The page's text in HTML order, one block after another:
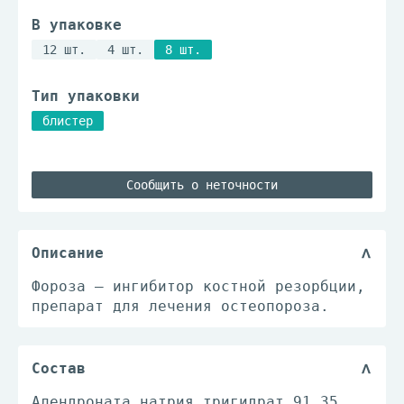
В упаковке
12 шт. 4 шт. 8 шт.
Тип упаковки
блистер
Сообщить о неточности
Описание
Фороза – ингибитор костной резорбции,
препарат для лечения остеопороза.
Состав